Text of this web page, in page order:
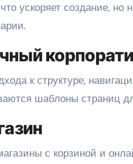
ускоряет создание, но
к структуре,
шаблоны страниц
с корзиной и